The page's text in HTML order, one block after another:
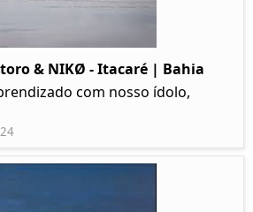
& NIKØ - Itacaré | Bahia
com nosso ídolo,